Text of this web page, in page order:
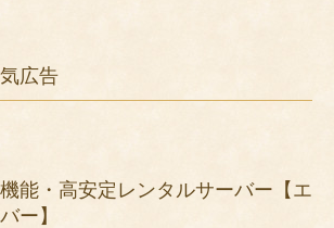
広告
能・高安定レンタルサーバー【エ
ー】